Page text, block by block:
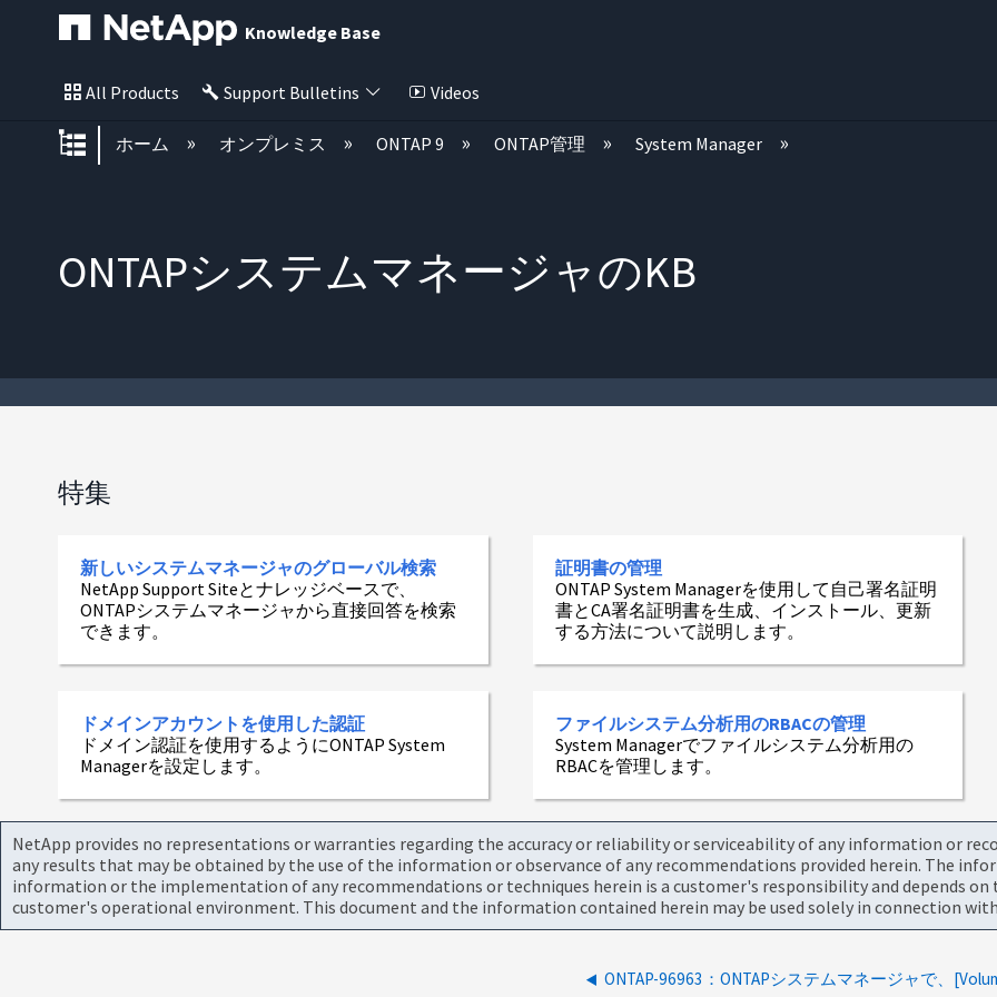
Knowledge Base
All Products Support Bulletins Videos
グローバル階層を展開/折りたたむ
ホーム オンプレミス ONTAP 9 ONTAP管理 System Manager
ONTAPシステムマネージャのKB
特集
新しいシステムマネージャのグローバル検索
NetApp Support Siteとナレッジベースで、
ONTAPシステムマネージャから直接回答を検索
できます。
証明書の管理
ONTAP System Managerを使用して自己署名証明
書とCA署名証明書を生成、インストール、更新
する方法について説明します。
ドメインアカウントを使用した認証
ドメイン認証を使用するようにONTAP System
Managerを設定します。
ファイルシステム分析用のRBACの管理
System Managerでファイルシステム分析用の
RBACを管理します。
NetApp provides no representations or warranties regarding the accuracy or reliability or serviceability of any information or
any results that may be obtained by the use of the information or observance of any recommendations provided herein. The
information or the implementation of any recommendations or techniques herein is a customer's responsibility and depends
customer's operational environment. This document and the information contained herein may be used solely in connection